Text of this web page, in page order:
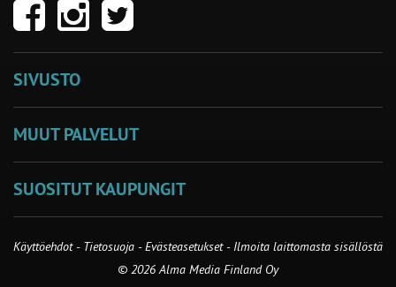
SIVUSTO
MUUT PALVELUT
SUOSITUT KAUPUNGIT
Käyttöehdot - Tietosuoja -Evästeasetukset- Ilmoita laittomasta sisällöstä
© 2026 Alma Media Finland Oy